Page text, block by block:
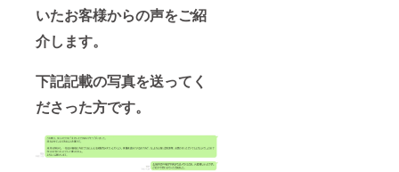
いたお客様からの声をご紹
介します。
下記記載の写真を送ってく
ださった方です。